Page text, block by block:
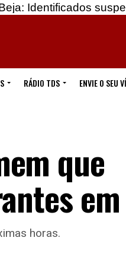
suspeitos de
RÁDIO TDS ENVIE O SEU
que
horas.